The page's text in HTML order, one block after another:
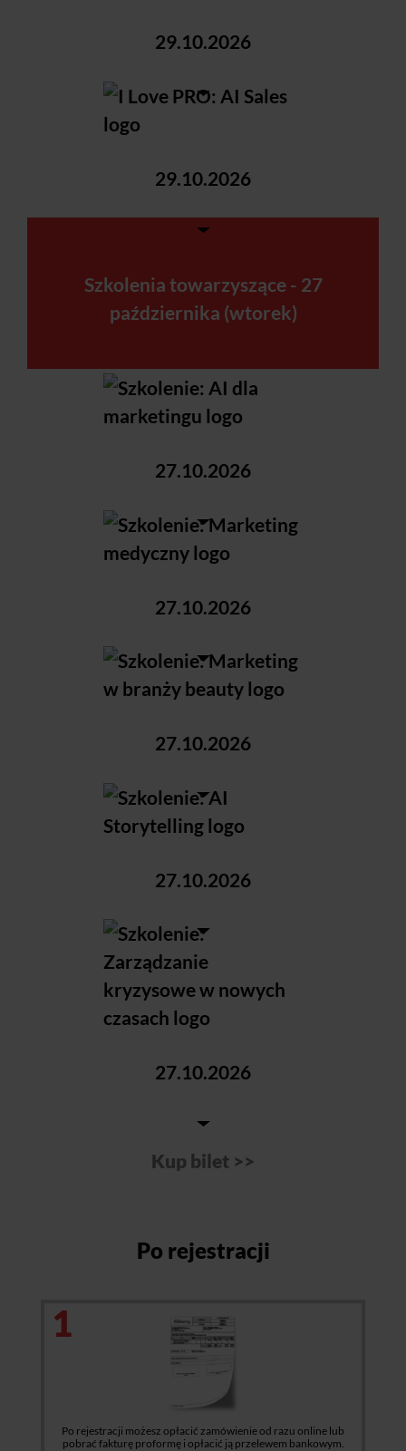
Po rejestracji
1
Po rejestracji możesz opłacić zamówienie od razu online lub
pobrać fakturę proformę i opłacić ją przelewem bankowym.